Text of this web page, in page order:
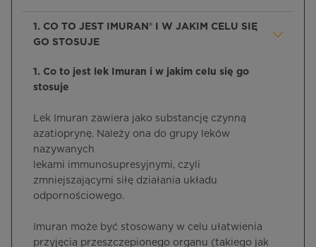
1. CO TO JEST IMURAN® I W JAKIM CELU SIĘ
GO STOSUJE
1. Co to jest lek Imuran i w jakim celu się go
stosuje
Lek Imuran zawiera jako substancję czynną
azatioprynę. Należy ona do grupy leków
nazywanych
lekami immunosupresyjnymi, czyli
zmniejszającymi siłę działania układu
odpornościowego.
Imuran może być stosowany w celu ułatwienia
przyjęcia przeszczepionego organu (takiego jak